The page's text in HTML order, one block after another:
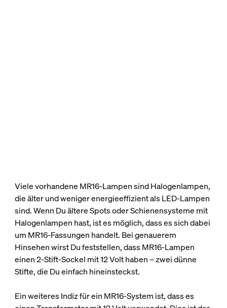
Viele vorhandene MR16-Lampen sind Halogenlampen,
die älter und weniger energieeffizient als LED-Lampen
sind. Wenn Du ältere Spots oder Schienensysteme mit
Halogenlampen hast, ist es möglich, dass es sich dabei
um MR16-Fassungen handelt. Bei genauerem
Hinsehen wirst Du feststellen, dass MR16-Lampen
einen 2-Stift-Sockel mit 12 Volt haben – zwei dünne
Stifte, die Du einfach hineinsteckst.
Ein weiteres Indiz für ein MR16-System ist, dass es